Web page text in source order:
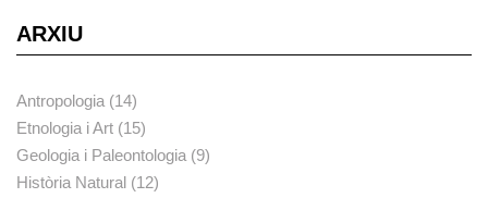
ARXIU
Antropologia (14)
Etnologia i Art (15)
Geologia i Paleontologia (9)
Història Natural (12)